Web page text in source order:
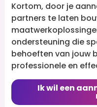
Kortom, door je
partners te laten
ondersteuning die
behoeften van jouw
professionele en
Ik wil een